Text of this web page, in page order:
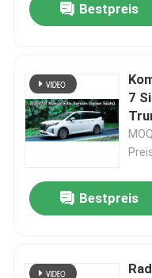
Bestpreis
7
Bestpreis